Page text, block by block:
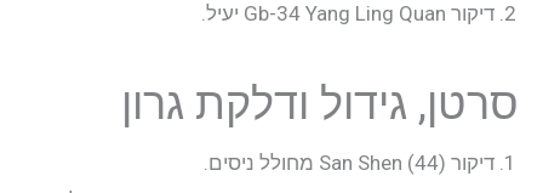
דיקור Gb-34 Yang Ling Quan יעיל.
סרטן, גידול ודלקת גרון
דיקור San Shen (44) מחולל ניסים.